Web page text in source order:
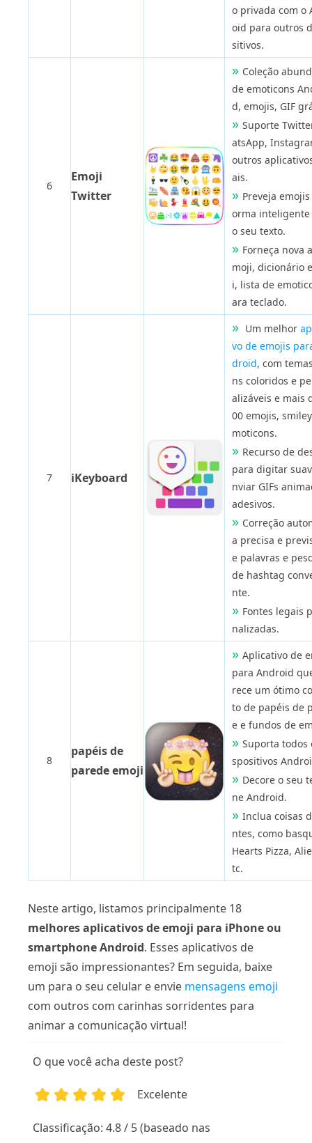
o privada com o
oid para outros
sitivos.
6
Emoji
Twitter
Coleção
de emoticons
d, emojis, GIF
Suporte
atsApp,
outros
ais.
Preveja
orma
o seu texto.
Forneça nova
moji, dicionário
i, lista de
ara teclado.
7 iKeyboard
Um melhor
vo de emojis
droid, com
ns coloridos e
alizáveis ​​e mais
00 emojis,
moticons.
Recurso de
para digitar
nviar GIFs
adesivos.
Correção
a precisa e
e palavras e
de hashtag
nte.
Fontes legais
nalizadas.
8
papéis de
parede emoji
Aplicativo de
para Android
rece um ótimo
to de papéis de
e e fundos de
Suporta todos
spositivos
Decore o seu
ne Android.
Inclua coisas
ntes, como
Hearts Pizza,
tc.
Neste artigo, listamos principalmente 18
melhores aplicativos de emoji para iPhone ou
smartphone Android. Esses aplicativos de
emoji são impressionantes? Em seguida, baixe
um para o seu celular e envie mensagens emoji
com outros com carinhas sorridentes para
animar a comunicação virtual!
O que você acha deste post?
Excelente
Classificação: 4.8 / 5 (baseado nas